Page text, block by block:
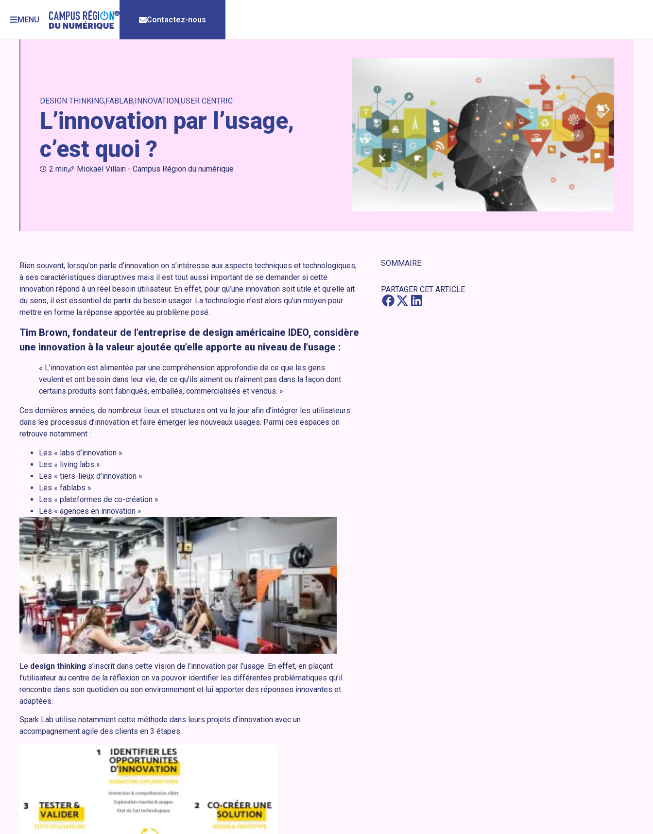
MENU Contactez-nous
DESIGN THINKING FABLAB INNOVATIONUSER CENTRIC
L’innovation par l’usage,
c’est quoi ?
2 min Mickaël Villain - Campus Région du numérique
Bien souvent, lorsqu’on parle d’innovation on s’intéresse aux aspects techniques et technologiques,
à ses caractéristiques disruptives mais il est tout aussi important de se demander si cette
innovation répond à un réel besoin utilisateur. En effet, pour qu’une innovation soit utile et qu’elle ait
du sens, il est essentiel de partir du besoin usager. La technologie n’est alors qu’un moyen pour
mettre en forme la réponse apportée au problème posé.
Tim Brown, fondateur de l’entreprise de design américaine IDEO, considère
une innovation à la valeur ajoutée qu’elle apporte au niveau de l’usage :
« L’innovation est alimentée par une compréhension approfondie de ce que les gens
veulent et ont besoin dans leur vie, de ce qu’ils aiment ou n’aiment pas dans la façon dont
certains produits sont fabriqués, emballés, commercialisés et vendus. »
Ces dernières années, de nombreux lieux et structures ont vu le jour afin d’intégrer les utilisateurs
dans les processus d’innovation et faire émerger les nouveaux usages. Parmi ces espaces on
retrouve notamment :
Les « labs d’innovation »
Les « living labs »
Les « tiers-lieux d’innovation »
Les « fablabs »
Les « plateformes de co-création »
Les « agences en innovation »
Le design thinking s’inscrit dans cette vision de l’innovation par l’usage. En effet, en plaçant
l’utilisateur au centre de la réflexion on va pouvoir identifier les différentes problématiques qu’il
rencontre dans son quotidien ou son environnement et lui apporter des réponses innovantes et
adaptées.
Spark Lab utilise notamment cette méthode dans leurs projets d’innovation avec un
accompagnement agile des clients en 3 étapes :
SOMMAIRE
PARTAGER CET ARTICLE